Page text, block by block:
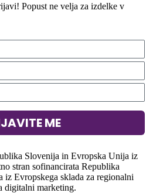
Popust ne velja za izdelke v
ME
Slovenija in Evropska Unija iz
stran sofinancirata Republika
iz Evropskega sklada za regionalni
digitalni marketing.